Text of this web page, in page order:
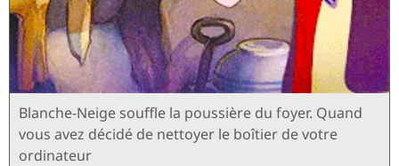
Blanche-Neige souffle la poussière du foyer. Quand
vous avez décidé de nettoyer le boîtier de votre
ordinateur